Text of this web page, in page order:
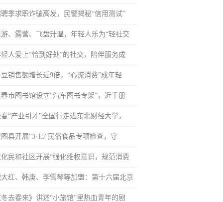
季求职诈骗高发，民警揭秘“信用测试”
、露营、飞盘升温，年轻人乐为“轻社交
人爱上“恰到好处”的社交，陪伴服务成
销售额增长近9倍，“心流消费”成年轻
市图书馆设立“汽车图书专架”，近千册
“产业引才”全国行走进东北财经大学，
县开展“3·15”民俗食品专项检查，守
民和社区开展“强化维权意识，规范消费
红、韩庚、李雪琴等加盟：第十六届北京
去春来》讲述“小旅馆”里热血青年的剧